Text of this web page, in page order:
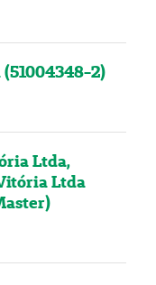
2)
Ltda,
Ltda